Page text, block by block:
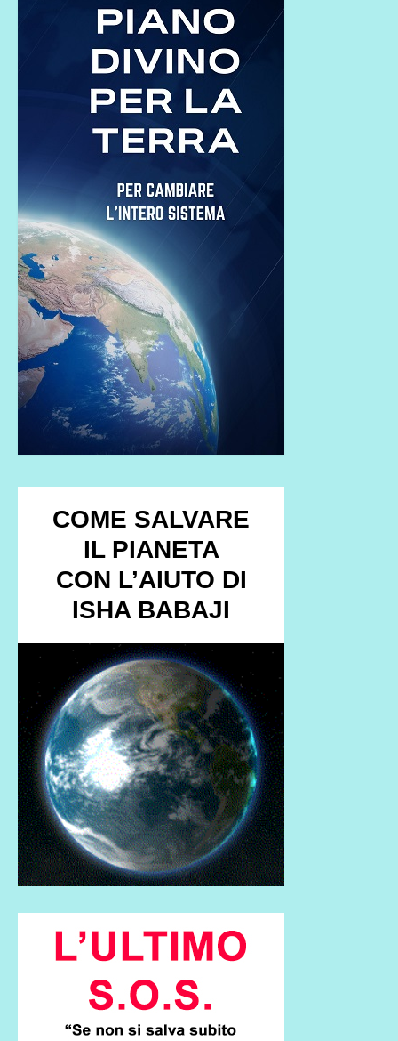
COME SALVARE
IL PIANETA
CON L’AIUTO DI
ISHA BABAJI